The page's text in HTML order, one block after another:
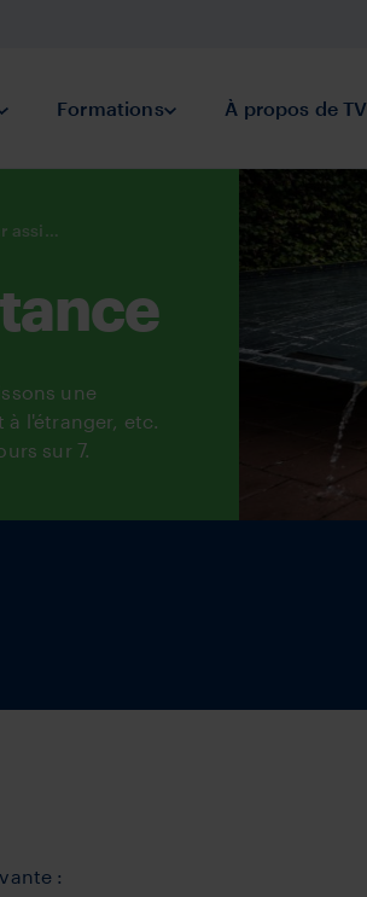
Assurances
FormationsSubmenu Formations
À propos de
une
à l'étranger, etc.
sur 7.
: